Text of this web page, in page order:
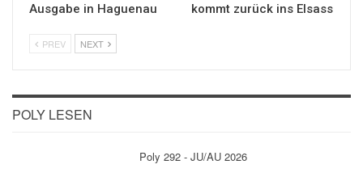
Ausgabe in Haguenau
kommt zurück ins Elsass
PREV NEXT
POLY LESEN
Poly 292 - JU/AU 2026